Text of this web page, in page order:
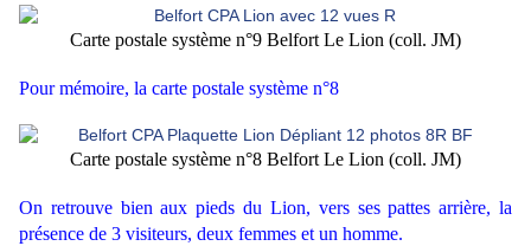
Carte postale système n°9 Belfort Le Lion (coll. JM)
Pour mémoire, la carte postale système n°8
Carte postale système n°8 Belfort Le Lion (coll. JM)
On retrouve bien aux pieds du Lion, vers ses pattes arrière, la
présence de 3 visiteurs, deux femmes et un homme.